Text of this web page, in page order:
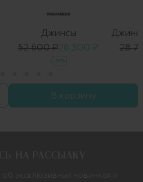
Джинсы
52 600 ₽26 300 ₽
-50%
28
В корзину